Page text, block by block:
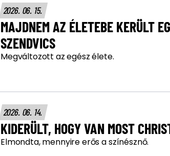
2026. 06. 15.
MAJDNEM AZ ÉLETEBE KERÜLT
SZENDVICS
Megváltozott az egész élete.
2026. 06. 14.
KIDERÜLT, HOGY VAN MOST
Elmondta, mennyire erős a színésznő.